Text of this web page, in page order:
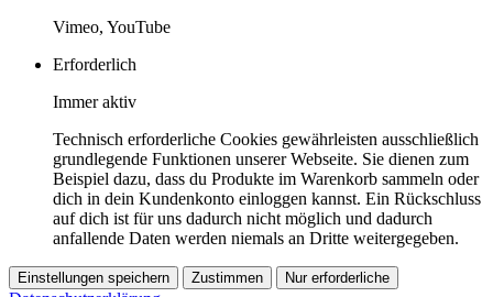
Vimeo, YouTube
Erforderlich
Immer aktiv
Technisch erforderliche Cookies gewährleisten ausschließlich
grundlegende Funktionen unserer Webseite. Sie dienen zum
Beispiel dazu, dass du Produkte im Warenkorb sammeln oder
dich in dein Kundenkonto einloggen kannst. Ein Rückschluss
auf dich ist für uns dadurch nicht möglich und dadurch
anfallende Daten werden niemals an Dritte weitergegeben.
Einstellungen speichern Zustimmen Nur erforderliche